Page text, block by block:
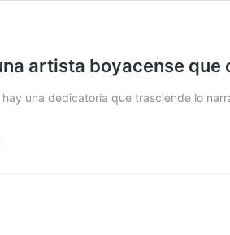
artista boyacense que
una dedicatoria que trasciende lo